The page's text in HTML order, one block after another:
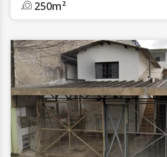
250m²